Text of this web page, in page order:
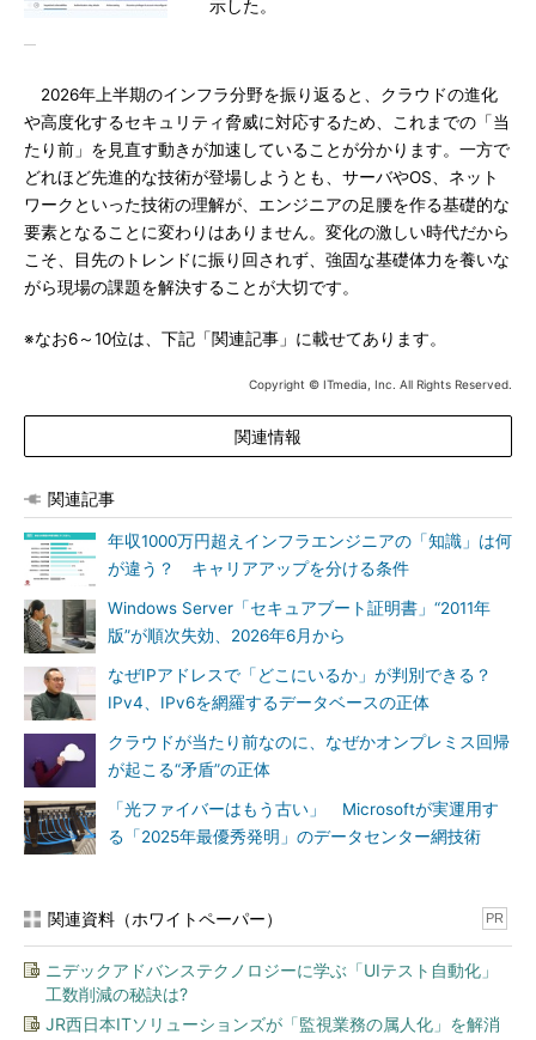
示した。
2026年上半期のインフラ分野を振り返ると、クラウドの進化
や高度化するセキュリティ脅威に対応するため、これまでの「当
たり前」を見直す動きが加速していることが分かります。一方で
どれほど先進的な技術が登場しようとも、サーバやOS、ネット
ワークといった技術の理解が、エンジニアの足腰を作る基礎的な
要素となることに変わりはありません。変化の激しい時代だから
こそ、目先のトレンドに振り回されず、強固な基礎体力を養いな
がら現場の課題を解決することが大切です。
※なお6～10位は、下記「関連記事」に載せてあります。
Copyright © ITmedia, Inc. All Rights Reserved.
関連情報
関連記事
年収1000万円超えインフラエンジニアの「知識」は何
が違う？ キャリアアップを分ける条件
Windows Server「セキュアブート証明書」“2011年
版”が順次失効、2026年6月から
なぜIPアドレスで「どこにいるか」が判別できる？
IPv4、IPv6を網羅するデータベースの正体
クラウドが当たり前なのに、なぜかオンプレミス回帰
が起こる“矛盾”の正体
「光ファイバーはもう古い」 Microsoftが実運用す
る「2025年最優秀発明」のデータセンター網技術
関連資料（ホワイトペーパー） PR
ニデックアドバンステクノロジーに学ぶ「UIテスト自動化」
工数削減の秘訣は?
JR西日本ITソリューションズが「監視業務の属人化」を解消